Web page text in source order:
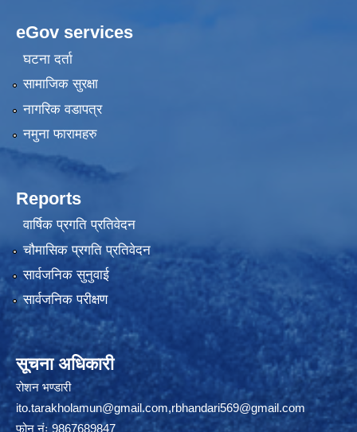
eGov services
घटना दर्ता
सामाजिक सुरक्षा
नागरिक वडापत्र
नमुना फारामहरु
Reports
वार्षिक प्रगति प्रतिवेदन
चौमासिक प्रगति प्रतिवेदन
सार्वजनिक सुनुवाई
सार्वजनिक परीक्षण
सूचना अधिकारी
रोशन भण्डारी
ito.tarakholamun@gmail.com,rbhandari569@gmail.com
फोन नंः 9867689847